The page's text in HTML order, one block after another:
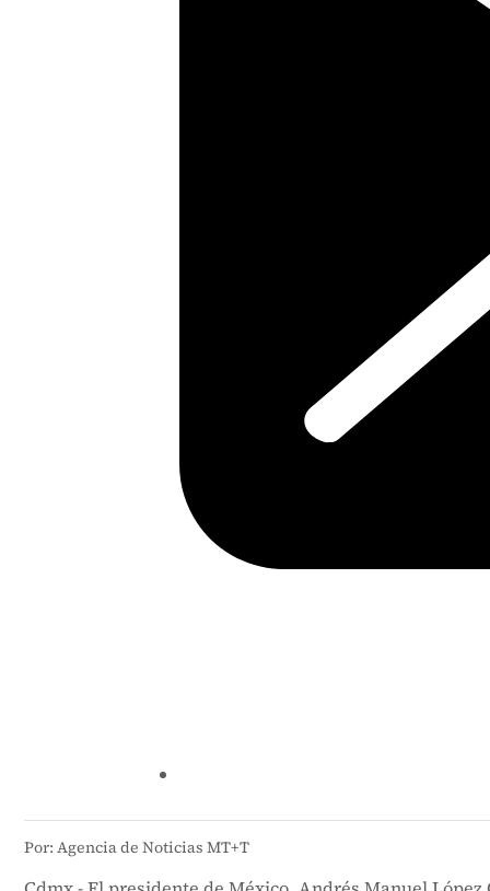
Por: Agencia de Noticias MT+T